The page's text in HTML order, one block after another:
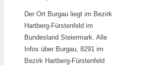
Der Ort Burgau liegt im Bezirk
Hartberg-Fürstenfeld im
Bundesland Steiermark. Alle
Infos über Burgau, 8291 im
Bezirk Hartberg-Fürstenfeld